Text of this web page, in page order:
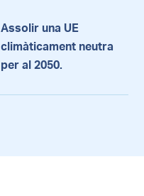
Assolir una UE
climàticament neutra
per al 2050.